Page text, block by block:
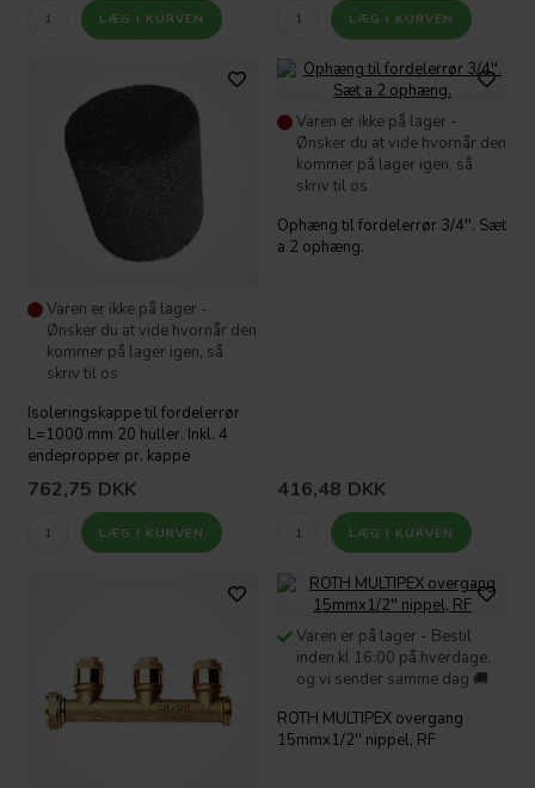
Varen er ikke på lager -
Ønsker du at vide hvornår den
kommer på lager igen, så
skriv til os
Isoleringskappe til fordelerrør
L=1000 mm 20 huller. Inkl. 4
endepropper pr. kappe
762,75 DKK
Varen er ikke på lager -
Ønsker du at vide hvornår den
kommer på lager igen, så
skriv til os
Ophæng til fordelerrør 3/4''. Sæt
a 2 ophæng.
416,48 DKK
Varen er på lager - Bestil
inden kl 16:00 på hverdage,
og vi sender samme dag 🚚
ROTH MULTIPEX overgang
15mmx1/2'' nippel, RF